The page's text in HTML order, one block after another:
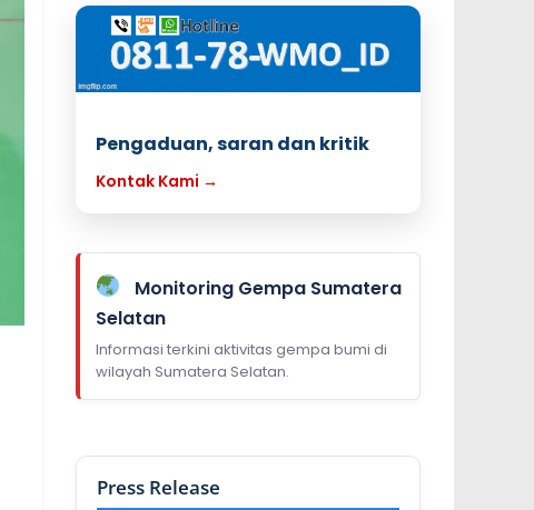
Pengaduan, saran dan kritik
Kontak Kami →
Monitoring Gempa Sumatera
Selatan
Informasi terkini aktivitas gempa bumi di
wilayah Sumatera Selatan.
Press Release